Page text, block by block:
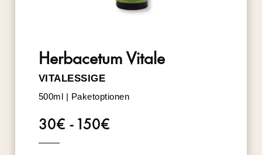
Herbacetum Vitale
VITALESSIGE
500ml | Paketoptionen
30€ - 150€